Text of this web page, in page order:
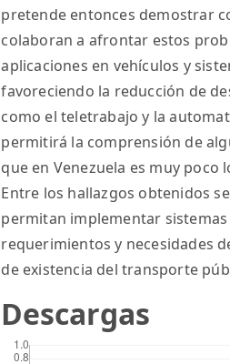
pretende entonces demostrar
colaboran a afrontar estos
aplicaciones en vehículos y
favoreciendo la reducción de
como el teletrabajo y la
permitirá la comprensión de
que en Venezuela es muy poco
Entre los hallazgos obtenidos
permitan implementar
requerimientos y necesidades
de existencia del transporte
Descargas